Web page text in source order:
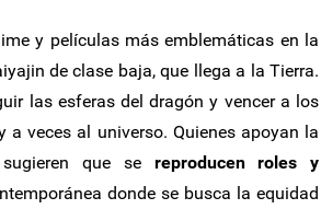
y películas más emblemáticas en la
de clase baja, que llega a la Tierra.
las esferas del dragón y vencer a los
a veces al universo. Quienes apoyan la
que se reproducen roles y
donde se busca la equidad